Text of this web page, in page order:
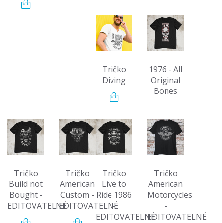
Tričko
Diving
1976 - All
Original
Bones
Tričko
Build not
Bought -
EDITOVATELNÉ
Tričko
American
Custom -
EDITOVATELNÉ
Tričko
Live to
Ride 1986
-
EDITOVATELNÉ
Tričko
American
Motorcycles
-
EDITOVATELNÉ